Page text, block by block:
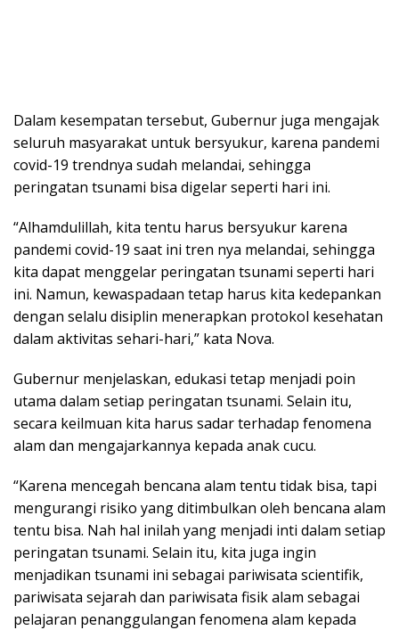
Dalam kesempatan tersebut, Gubernur juga mengajak
seluruh masyarakat untuk bersyukur, karena pandemi
covid-19 trendnya sudah melandai, sehingga
peringatan tsunami bisa digelar seperti hari ini.
“Alhamdulillah, kita tentu harus bersyukur karena
pandemi covid-19 saat ini tren nya melandai, sehingga
kita dapat menggelar peringatan tsunami seperti hari
ini. Namun, kewaspadaan tetap harus kita kedepankan
dengan selalu disiplin menerapkan protokol kesehatan
dalam aktivitas sehari-hari,” kata Nova.
Gubernur menjelaskan, edukasi tetap menjadi poin
utama dalam setiap peringatan tsunami. Selain itu,
secara keilmuan kita harus sadar terhadap fenomena
alam dan mengajarkannya kepada anak cucu.
“Karena mencegah bencana alam tentu tidak bisa, tapi
mengurangi risiko yang ditimbulkan oleh bencana alam
tentu bisa. Nah hal inilah yang menjadi inti dalam setiap
peringatan tsunami. Selain itu, kita juga ingin
menjadikan tsunami ini sebagai pariwisata scientifik,
pariwisata sejarah dan pariwisata fisik alam sebagai
pelajaran penanggulangan fenomena alam kepada